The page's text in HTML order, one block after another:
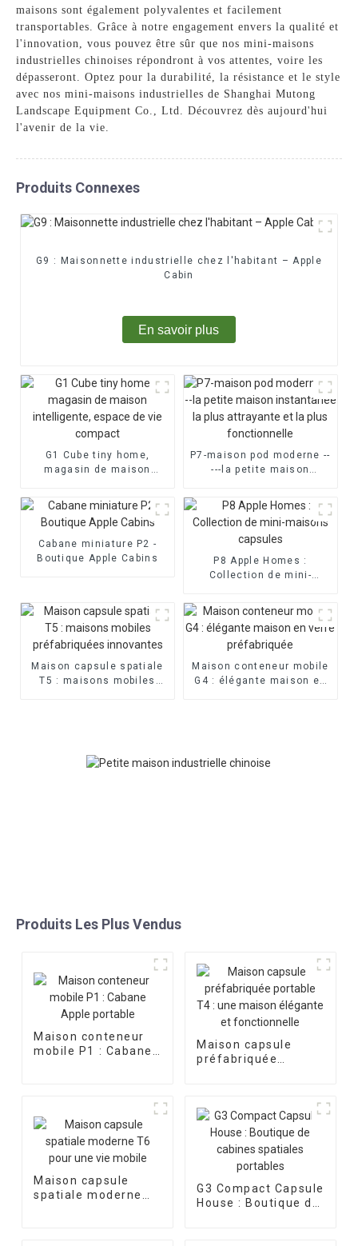
maisons sont également polyvalentes et facilement
transportables. Grâce à notre engagement envers la qualité et
l'innovation, vous pouvez être sûr que nos mini-maisons
industrielles chinoises répondront à vos attentes, voire les
dépasseront. Optez pour la durabilité, la résistance et le style
avec nos mini-maisons industrielles de Shanghai Mutong
Landscape Equipment Co., Ltd. Découvrez dès aujourd'hui
l'avenir de la vie.
Produits Connexes
G9 : Maisonnette industrielle chez l'habitant – Apple
Cabin
En savoir plus
G1 Cube tiny home,
magasin de maison
P7-maison pod moderne --
---la petite maison
fonctionnelle
Cabane miniature P2 -
Boutique Apple Cabins
P8 Apple Homes :
Collection de mini-
Maison capsule spatiale
T5 : maisons mobiles
Maison conteneur mobile
G4 : élégante maison en
Produits Les Plus Vendus
Maison conteneur
mobile P1 : Cabane
Maison capsule
préfabriquée
Maison capsule
spatiale moderne
G3 Compact Capsule
House : Boutique de